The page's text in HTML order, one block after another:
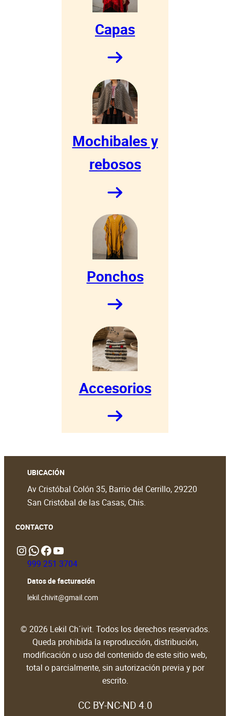
Capas
Mochibales y
rebosos
Ponchos
Accesorios
UBICACIÓN
Av Cristóbal Colón 35, Barrio del Cerrillo, 29220
San Cristóbal de las Casas, Chis.
CONTACTO
InstagramWhatsApp https://www.facebook.com/people/Lekil-Chivit/61579066376698/?locale=en_GB# https://www.youtube.com/@LekilChivit
999 251 3704
Datos de facturación
lekil.chivit@gmail.com
© 2026 Lekil Ch´ivit. Todos los derechos reservados.
Queda prohibida la reproducción, distribución,
modificación o uso del contenido de este sitio web,
total o parcialmente, sin autorización previa y por
escrito.
CC BY-NC-ND 4.0